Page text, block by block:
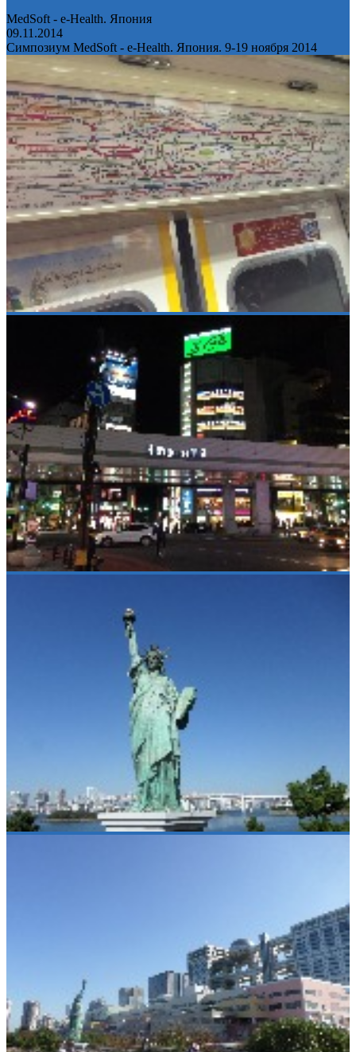
MedSoft - e-Health. Япония
09.11.2014
Симпозиум MedSoft - e-Health. Япония. 9-19 ноября 2014